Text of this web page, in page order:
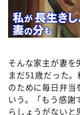
そんな家主が妻を
まだ51歳だった
のために毎日弁当
いう。「もう感
らしょうがない